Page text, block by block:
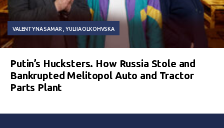
VALENTYNA SAMAR YULIIA OLKOHVSKA
Putin’s Hucksters. How Russia Stole and
Bankrupted Melitopol Auto and Tractor
Parts Plant